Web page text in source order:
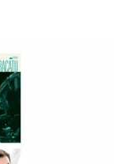
Jazz Radio @
en la radio